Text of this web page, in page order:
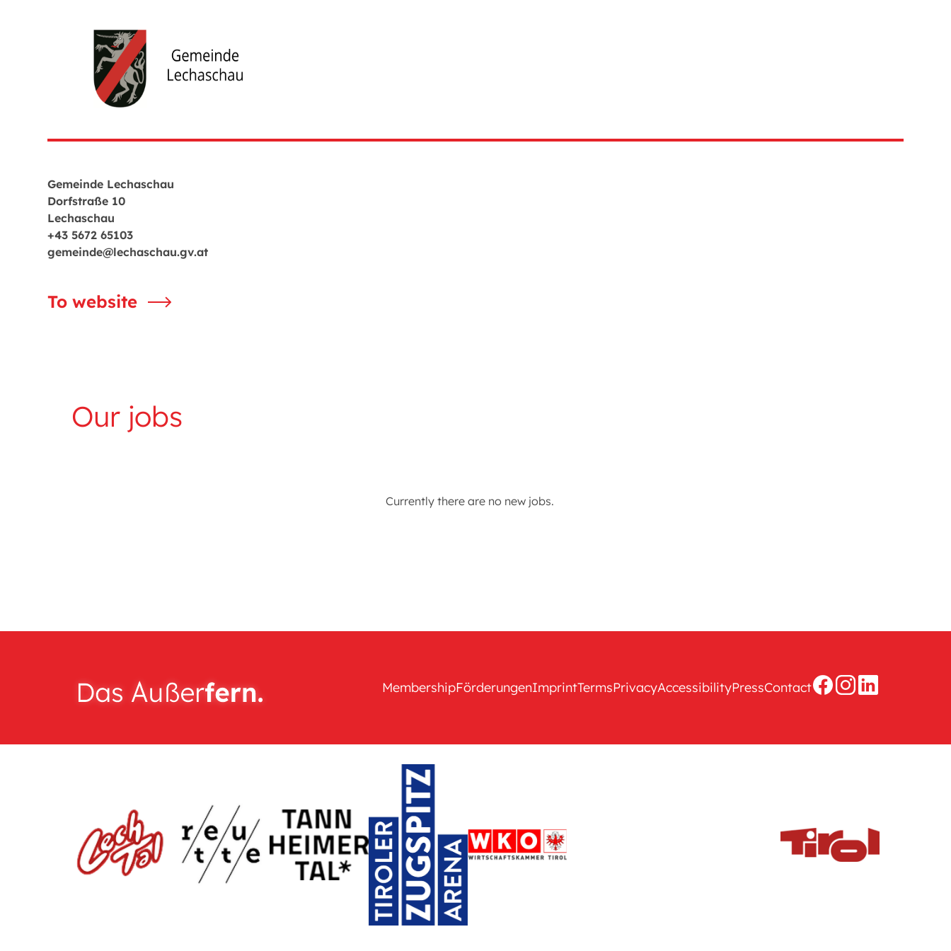
Gemeinde Lechaschau
Dorfstraße 10
Lechaschau
+43 5672 65103
gemeinde@lechaschau.gv.at
To website
Our jobs
Currently there are no new jobs.
MembershipFörderungenImprintTermsPrivacyAccessibilityPressContact